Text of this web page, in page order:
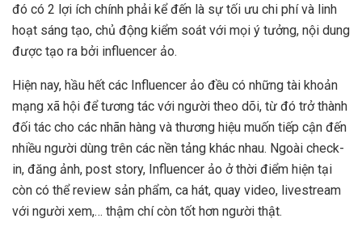
đó có 2 lợi ích chính phải kể đến là sự tối ưu chi phí và linh
hoạt sáng tạo, chủ động kiểm soát với mọi ý tưởng, nội dung
được tạo ra bởi influencer ảo.
Hiện nay, hầu hết các Influencer ảo đều có những tài khoản
mạng xã hội để tương tác với người theo dõi, từ đó trở thành
đối tác cho các nhãn hàng và thương hiệu muốn tiếp cận đến
nhiều người dùng trên các nền tảng khác nhau. Ngoài check-
in, đăng ảnh, post story, Influencer ảo ở thời điểm hiện tại
còn có thể review sản phẩm, ca hát, quay video, livestream
với người xem,… thậm chí còn tốt hơn người thật.